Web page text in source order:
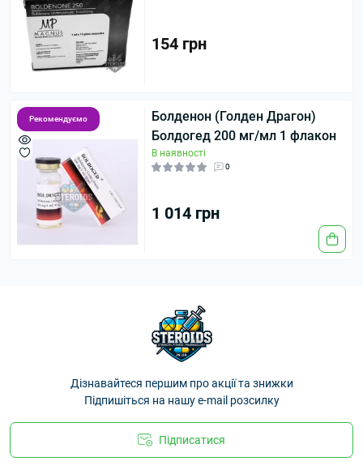
154 грн
Рекомендуємо
Болденон (Голден Драгон)
Болдогед 200 мг/мл 1 флакон
В наявності
0
1 014 грн
Дізнавайтеся першим про акції та знижки
Підпишіться на нашу e-mail розсилку
Підписатися